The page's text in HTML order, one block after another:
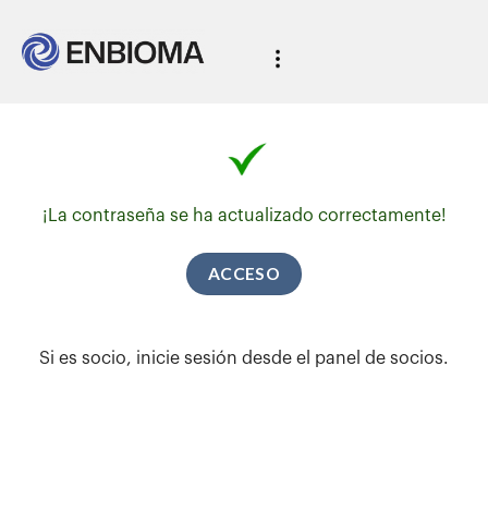
¡La contraseña se ha actualizado correctamente!
ACCESO
Si es socio, inicie sesión desde el panel de socios.